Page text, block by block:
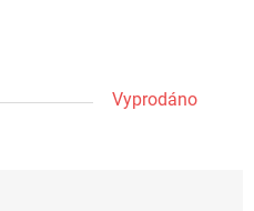
Vyprodáno